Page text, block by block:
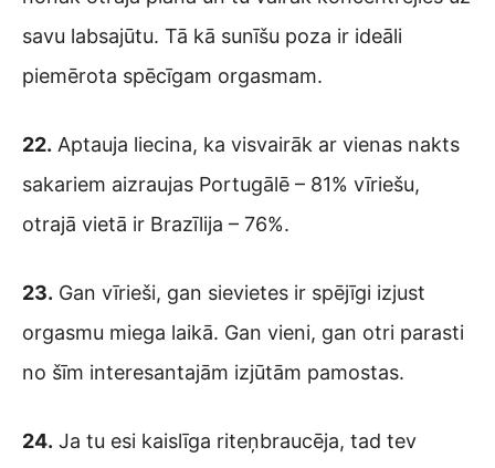
savu labsajūtu. Tā kā sunīšu poza ir ideāli
piemērota spēcīgam orgasmam.
22. Aptauja liecina, ka visvairāk ar vienas nakts
sakariem aizraujas Portugālē – 81% vīriešu,
otrajā vietā ir Brazīlija – 76%.
23. Gan vīrieši, gan sievietes ir spējīgi izjust
orgasmu miega laikā. Gan vieni, gan otri parasti
no šīm interesantajām izjūtām pamostas.
24. Ja tu esi kaislīga riteņbraucēja, tad tev